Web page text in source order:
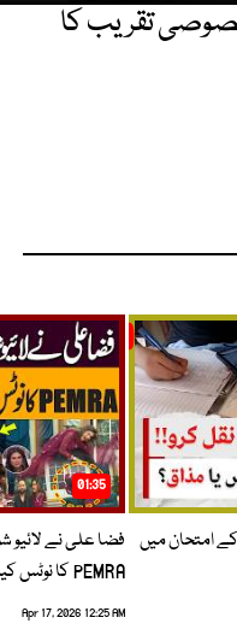
تقریب کا
کے امتحان میں
01:35
فضا علی نے لائیو
PEMRA کا نوٹس کیس نے سنگین رخ اختیار کرلیا!
Apr 17, 2026 12:25 AM